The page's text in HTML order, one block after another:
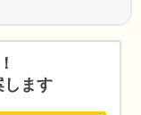
ます